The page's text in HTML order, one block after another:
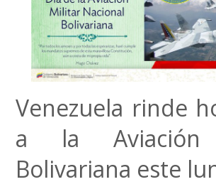
Venezuela rinde
a la Aviación
Bolivariana este